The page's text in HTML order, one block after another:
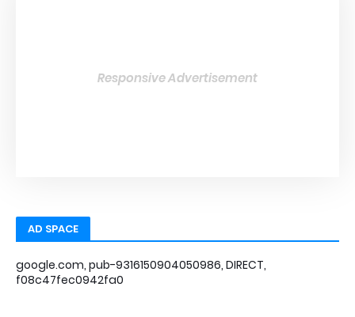
Responsive Advertisement
AD SPACE
google.com, pub-9316150904050986, DIRECT,
f08c47fec0942fa0